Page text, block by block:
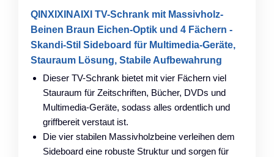
QINXIXINAIXI TV-Schrank mit Massivholz-
Beinen Braun Eichen-Optik und 4 Fächern -
Skandi-Stil Sideboard für Multimedia-Geräte,
Stauraum Lösung, Stabile Aufbewahrung
Dieser TV-Schrank bietet mit vier Fächern viel
Stauraum für Zeitschriften, Bücher, DVDs und
Multimedia-Geräte, sodass alles ordentlich und
griffbereit verstaut ist.
Die vier stabilen Massivholzbeine verleihen dem
Sideboard eine robuste Struktur und sorgen für